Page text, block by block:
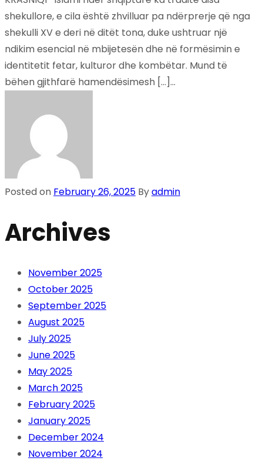
shekullore, e cila është zhvilluar pa ndërprerje që nga
shekulli XV e deri në ditët tona, duke ushtruar një
ndikim esencial në mbijetesën dhe në formësimin e
identitetit fetar, kulturor dhe kombëtar. Mund të
bëhen gjithfarë hamendësimesh […]...
Posted on February 26, 2025 Byadmin
Archives
November 2025
October 2025
September 2025
August 2025
July 2025
June 2025
May 2025
March 2025
February 2025
January 2025
December 2024
November 2024